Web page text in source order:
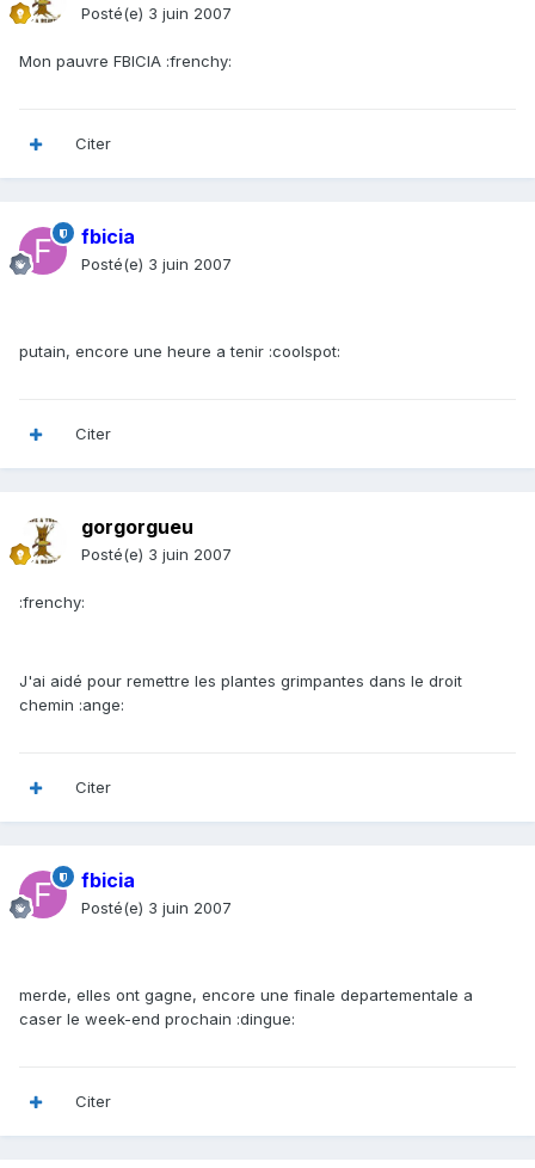
Posté(e) 3 juin 2007
Mon pauvre FBICIA :frenchy:
Citer
fbicia
Posté(e) 3 juin 2007
putain, encore une heure a tenir :coolspot:
Citer
gorgorgueu
Posté(e) 3 juin 2007
:frenchy:
J'ai aidé pour remettre les plantes grimpantes dans le droit
chemin :ange:
Citer
fbicia
Posté(e) 3 juin 2007
merde, elles ont gagne, encore une finale departementale a
caser le week-end prochain :dingue:
Citer